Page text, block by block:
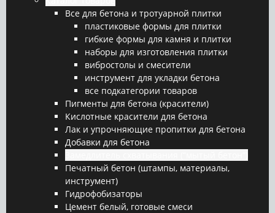
Все для бетона и тротуарной плитки
пластиковые формы для плитки
гибкие формы для камня и плитки
наборы для изготовления плитки
вибростолы и смесители
инструмент для укладки бетона
все подкатегории товаров
Пигменты для бетона (красители)
Кислотные красители для бетона
Лак и упрочняющие пропитки для бетона
Добавки для бетона
Печатный бетон (штампы, материалы,
инструмент)
Гидрофобизаторы
Цемент белый, готовые смеси